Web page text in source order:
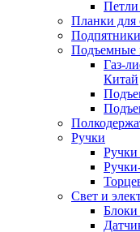
Планки для
Подпятники
Подъемные
Газ-
Китай
Ручки
Свет и
Блоки